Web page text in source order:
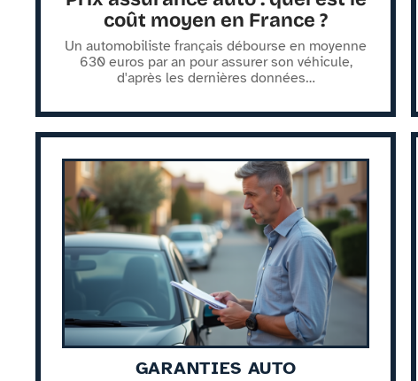
coût moyen en France ?
Un automobiliste français débourse en moyenne
630 euros par an pour assurer son véhicule,
d'après les dernières données…
GARANTIES AUTO